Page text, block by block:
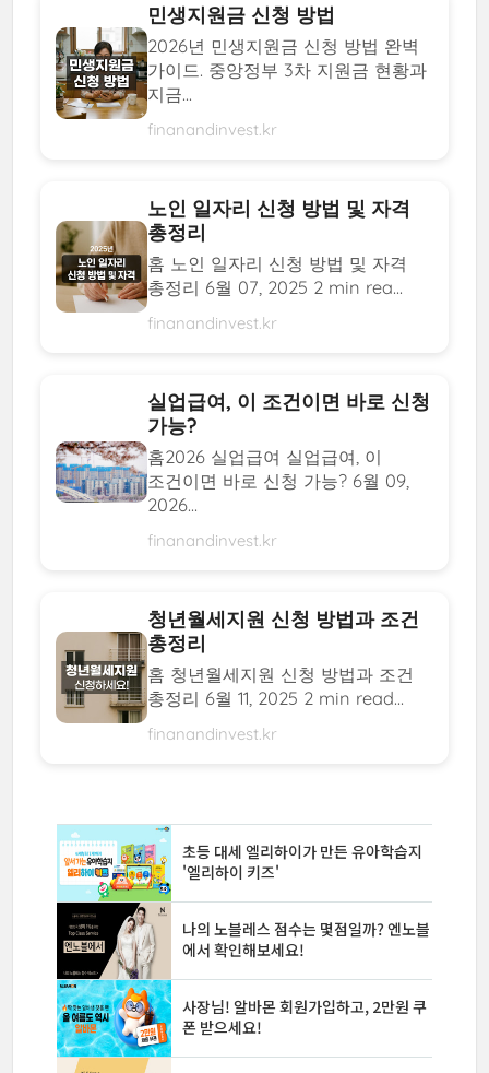
민생지원금 신청 방법
2026년 민생지원금 신청 방법 완벽
가이드. 중앙정부 3차 지원금 현황과
지금...
finanandinvest.kr
노인 일자리 신청 방법 및 자격
총정리
홈 노인 일자리 신청 방법 및 자격
총정리 6월 07, 2025 2 min rea...
finanandinvest.kr
실업급여, 이 조건이면 바로 신청
가능?
홈2026 실업급여 실업급여, 이
조건이면 바로 신청 가능? 6월 09,
2026...
finanandinvest.kr
청년월세지원 신청 방법과 조건
총정리
홈 청년월세지원 신청 방법과 조건
총정리 6월 11, 2025 2 min read...
finanandinvest.kr